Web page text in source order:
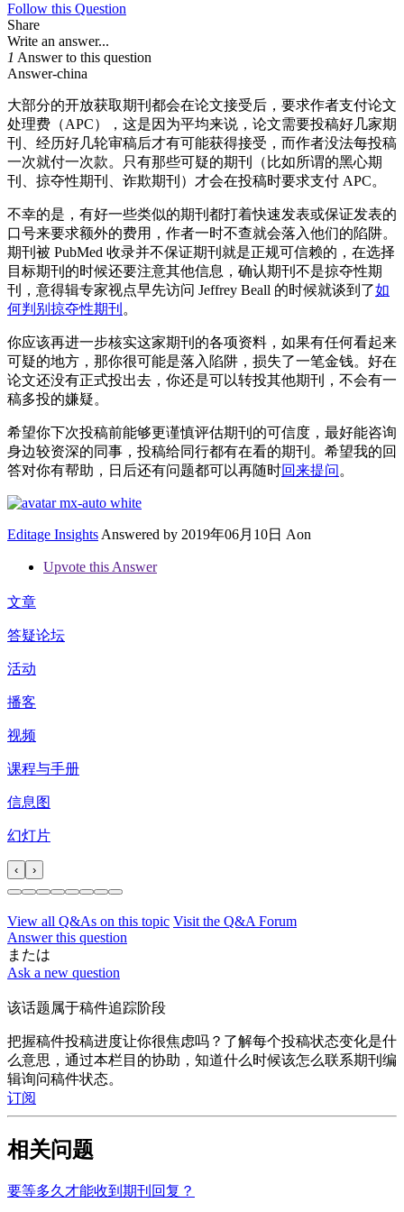
Follow this Question
Share
Write an answer...
1 Answer to this question
Answer-china
大部分的开放获取期刊都会在论文接受后，要求作者支付论文
处理费（APC），这是因为平均来说，论文需要投稿好几家期
刊、经历好几轮审稿后才有可能获得接受，而作者没法每投稿
一次就付一次款。只有那些可疑的期刊（比如所谓的黑心期
刊、掠夺性期刊、诈欺期刊）才会在投稿时要求支付 APC。
不幸的是，有好一些类似的期刊都打着快速发表或保证发表的
口号来要求额外的费用，作者一时不查就会落入他们的陷阱。
期刊被 PubMed 收录并不保证期刊就是正规可信赖的，在选择
目标期刊的时候还要注意其他信息，确认期刊不是掠夺性期
刊，意得辑专家视点早先访问 Jeffrey Beall 的时候就谈到了如
何判别掠夺性期刊 。
你应该再进一步核实这家期刊的各项资料，如果有任何看起来
可疑的地方，那你很可能是落入陷阱，损失了一笔金钱。好在
论文还没有正式投出去，你还是可以转投其他期刊，不会有一
稿多投的嫌疑。
希望你下次投稿前能够更谨慎评估期刊的可信度，最好能咨询
身边较资深的同事，投稿给同行都有在看的期刊。希望我的回
答对你有帮助，日后还有问题都可以再随时回来提问 。
Editage Insights Answered by 2019年06月10日 Aon
Upvote this Answer
文章
答疑论坛
活动
播客
视频
课程与手册
信息图
幻灯片
‹ ›
View all Q&As on this topic Visit the Q&A Forum
Answer this question
または
Ask a new question
该话题属于稿件追踪阶段
把握稿件投稿进度让你很焦虑吗？了解每个投稿状态变化是什
么意思，通过本栏目的协助，知道什么时候该怎么联系期刊编
辑询问稿件状态。
订阅
相关问题
要等多久才能收到期刊回复？